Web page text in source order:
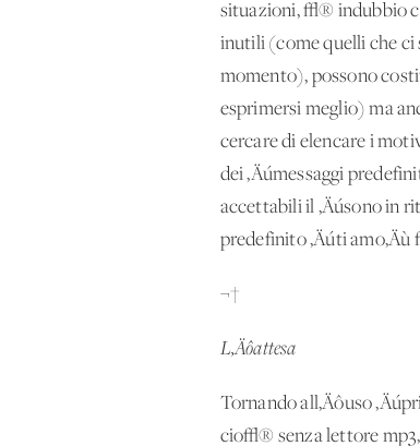
situazioni, √® indubbio
inutili (come quelli che ci
momento), possono
esprimersi meglio) ma
cercare di elencare i
dei ‚Äúmessaggi
accettabili il ‚Äúsono in
predefinito ‚Äúti
¬†
L‚Äôattesa
Tornando all‚Äôuso
cio√® senza lettore